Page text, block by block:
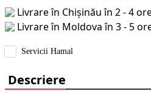
Livrare în Chișinău în 2 - 4
Livrare în Moldova în 3 - 5
Servicii Hamal
Descriere